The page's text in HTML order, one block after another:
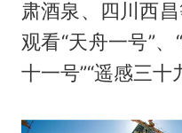
肃酒泉、四川西
观看“天舟一号”
十一号”“遥感三十